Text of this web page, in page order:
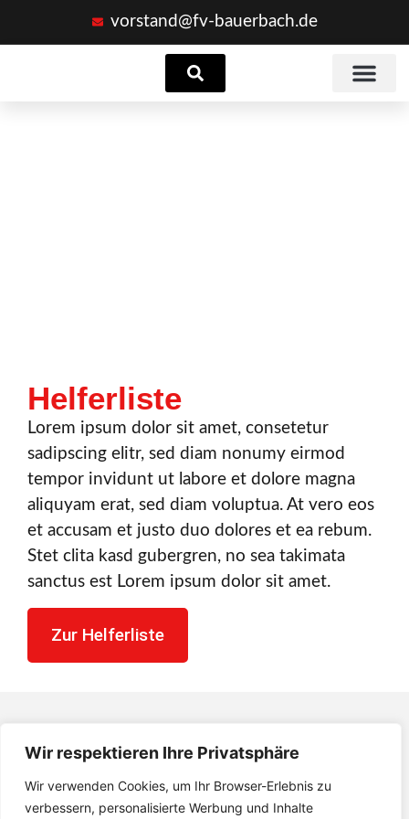
Wir respektieren Ihre Privatsphäre
Wir verwenden Cookies, um Ihr Browser-Erlebnis zu
verbessern, personalisierte Werbung und Inhalte
vorstand@fv-bauerbach.de
Suchen
Helferliste
Lorem ipsum dolor sit amet, consetetur
sadipscing elitr, sed diam nonumy eirmod
tempor invidunt ut labore et dolore magna
aliquyam erat, sed diam voluptua. At vero eos
et accusam et justo duo dolores et ea rebum.
Stet clita kasd gubergren, no sea takimata
sanctus est Lorem ipsum dolor sit amet.
Zur Helferliste
FV 1920 Viktoria Bauerbach
e.V.